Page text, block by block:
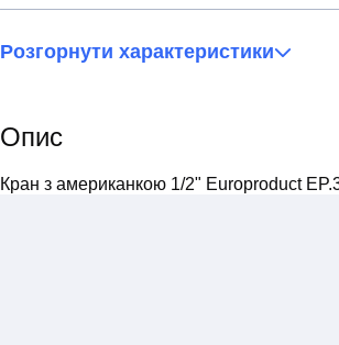
Розгорнути характеристики
Опис
Кран з американкою 1/2" Europroduct